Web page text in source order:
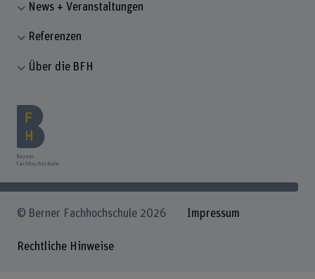
News + Veranstaltungen
Referenzen
Über die BFH
© Berner Fachhochschule 2026 Impressum
Rechtliche Hinweise